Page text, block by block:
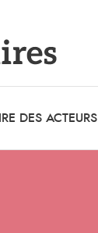
DES ACTEURS